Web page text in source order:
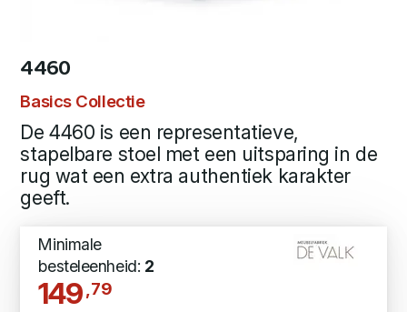
4460
Basics Collectie
De 4460 is een representatieve,
stapelbare stoel met een uitsparing in de
rug wat een extra authentiek karakter
geeft.
Minimale
besteleenheid: 2
149 ,79